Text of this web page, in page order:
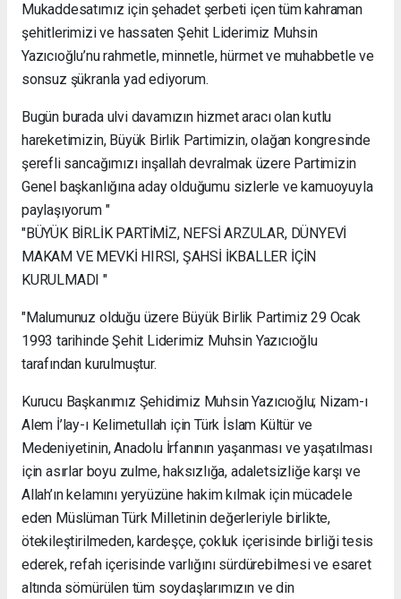
Mukaddesatımız için şehadet şerbeti içen tüm kahraman
şehitlerimizi ve hassaten Şehit Liderimiz Muhsin
Yazıcıoğlu’nu rahmetle, minnetle, hürmet ve muhabbetle ve
sonsuz şükranla yad ediyorum.
Bugün burada ulvi davamızın hizmet aracı olan kutlu
hareketimizin, Büyük Birlik Partimizin, olağan kongresinde
şerefli sancağımızı inşallah devralmak üzere Partimizin
Genel başkanlığına aday olduğumu sizlerle ve kamuoyuyla
paylaşıyorum "
"BÜYÜK BİRLİK PARTİMİZ, NEFSİ ARZULAR, DÜNYEVİ
MAKAM VE MEVKİ HIRSI, ŞAHSİ İKBALLER İÇİN
KURULMADI "
"Malumunuz olduğu üzere Büyük Birlik Partimiz 29 Ocak
1993 tarihinde Şehit Liderimiz Muhsin Yazıcıoğlu
tarafından kurulmuştur.
Kurucu Başkanımız Şehidimiz Muhsin Yazıcıoğlu; Nizam-ı
Alem İ’lay-ı Kelimetullah için Türk İslam Kültür ve
Medeniyetinin, Anadolu İrfanının yaşanması ve yaşatılması
için asırlar boyu zulme, haksızlığa, adaletsizliğe karşı ve
Allah’ın kelamını yeryüzüne hakim kılmak için mücadele
eden Müslüman Türk Milletinin değerleriyle birlikte,
ötekileştirilmeden, kardeşçe, çokluk içerisinde birliği tesis
ederek, refah içerisinde varlığını sürdürebilmesi ve esaret
altında sömürülen tüm soydaşlarımızın ve din